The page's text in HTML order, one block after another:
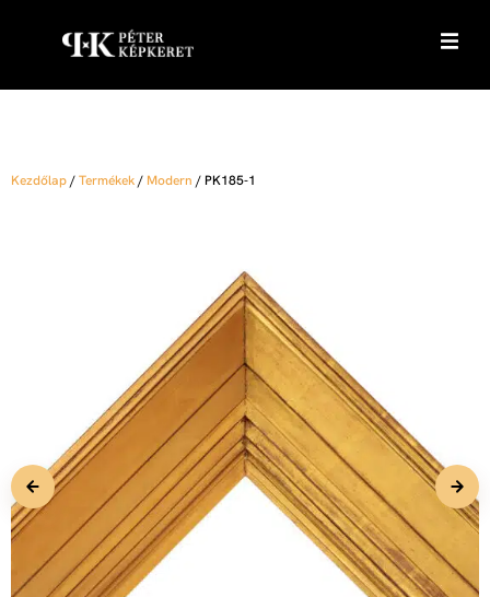
Kezdőlap/Termékek/ Modern /PK185-1